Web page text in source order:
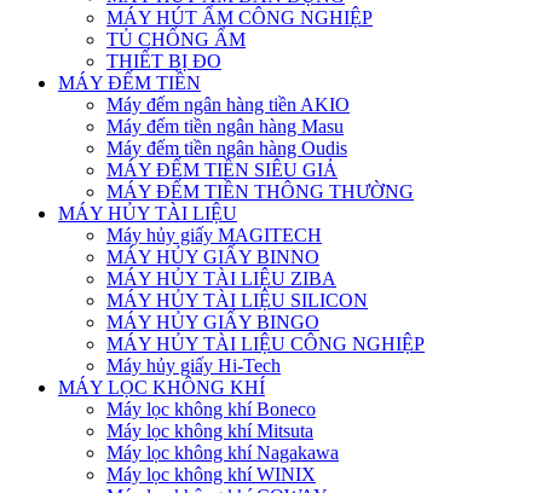
MÁY HÚT ẨM CÔNG NGHIỆP
TỦ CHỐNG ẨM
THIẾT BỊ ĐO
MÁY ĐẾM TIỀN
Máy đếm ngân hàng tiền AKIO
Máy đếm tiền ngân hàng Masu
Máy đếm tiền ngân hàng Oudis
MÁY ĐẾM TIỀN SIÊU GIẢ
MÁY ĐẾM TIỀN THÔNG THƯỜNG
MÁY HỦY TÀI LIỆU
Máy hủy giấy MAGITECH
MÁY HỦY GIẤY BINNO
MÁY HỦY TÀI LIỆU ZIBA
MÁY HỦY TÀI LIỆU SILICON
MÁY HỦY GIẤY BINGO
MÁY HỦY TÀI LIỆU CÔNG NGHIỆP
Máy hủy giấy Hi-Tech
MÁY LỌC KHÔNG KHÍ
Máy lọc không khí Boneco
Máy lọc không khí Mitsuta
Máy lọc không khí Nagakawa
Máy lọc không khí WINIX